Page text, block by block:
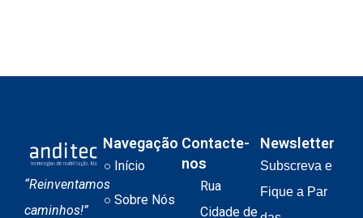
“Reinventamos
caminhos!”
Navegação
Início
Sobre Nós
Contacte-
nos
Rua
Cidade de
Newsletter
Subscreva e
Fique a Par